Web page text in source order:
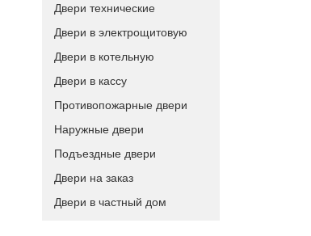
Двери технические
Двери в электрощитовую
Двери в котельную
Двери в кассу
Противопожарные двери
Наружные двери
Подъездные двери
Двери на заказ
Двери в частный дом